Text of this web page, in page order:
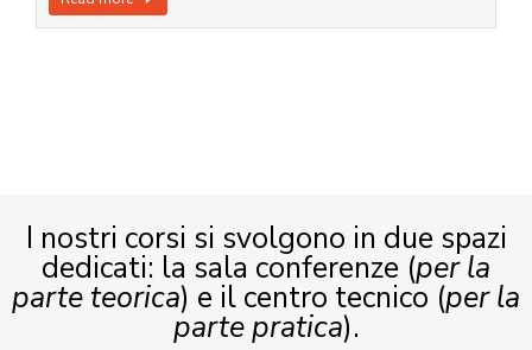
I nostri corsi si svolgono in due spazi
dedicati: la sala conferenze (per la
parte teorica) e il centro tecnico (per la
parte pratica).